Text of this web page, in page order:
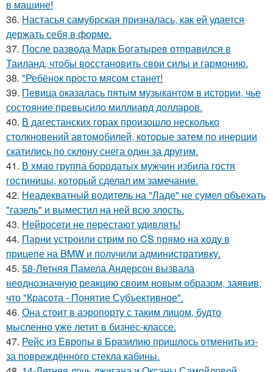
в машине!
36. Настасья самубрская призналась, как ей удается
держать себя в форме.
37. После развода Марк Богатырев отправился в
Таиланд, чтобы восстановить свои силы и гармонию.
38. "Ребёнок просто мясом станет!
39. Певица оказалась пятым музыкантом в истории, чье
состояние превысило миллиард долларов.
40. В дагестанских горах произошло несколько
столкновений автомобилей, которые затем по инерции
скатились по склону снега один за другим.
41. В хмао группа бородатых мужчин избила гостя
гостиницы, который сделал им замечание.
42. Неадекватный водитель на "Ладе" не сумел объехать
"газель" и выместил на ней всю злость.
43. Нейросети не перестают удивлять!
44. Парни устроили стрим по CS прямо на ходу в
прицепе на BMW и получили административку.
45. 58-Летняя Памела Андерсон вызвала
неоднозначную реакцию своим новым образом, заявив,
что "Красота - Понятие Субъективное".
46. Она стоит в аэропорту с таким лицом, будто
мысленно уже летит в бизнес-классе.
47. Рейс из Европы в Бразилию пришлось отменить из-
за повреждённого стекла кабины.